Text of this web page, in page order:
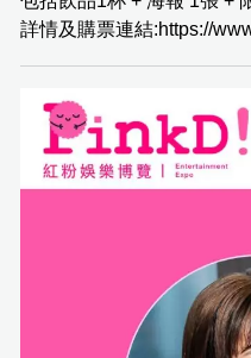
詳情及購票連結:https://